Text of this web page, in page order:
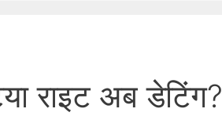
राइट अब डेटिंग?